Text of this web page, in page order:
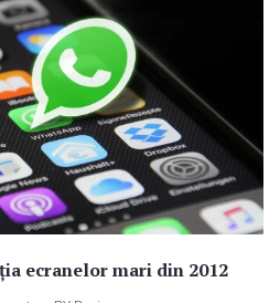
ecranelor mari din 2012